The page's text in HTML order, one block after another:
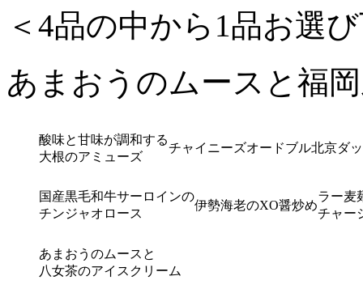
＜4品の中から1品お選
あまおうのムースと福
酸味と甘味が調和する
大根のアミューズ
チャイニーズオードブル北京ダ
国産黒毛和牛サーロインの
チンジャオロース
伊勢海老のXO醤炒め
ラー麦
チャー
あまおうのムースと
八女茶のアイスクリーム